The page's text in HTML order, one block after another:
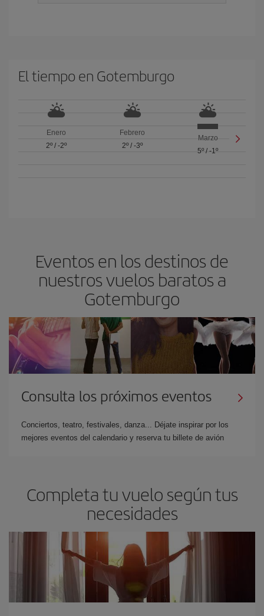
El tiempo en Gotemburgo
Enero
2º/ -2º
Febrero
2º/ -3º
Marzo
5º /-1º
Eventos en los destinos de
nuestros vuelos baratos a
Gotemburgo
Consulta los próximos eventos
Conciertos, teatro, festivales, danza... Déjate inspirar por los
mejores eventos del calendario y reserva tu billete de avión
Completa tu vuelo según tus
necesidades